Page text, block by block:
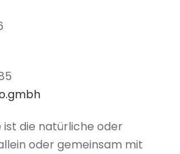
die natürliche oder
oder gemeinsam mit